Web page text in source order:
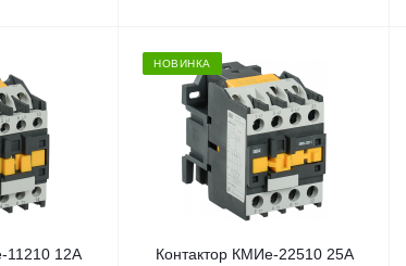
11210 12А
НОВИНКА
Контактор КМИе-22510 25А